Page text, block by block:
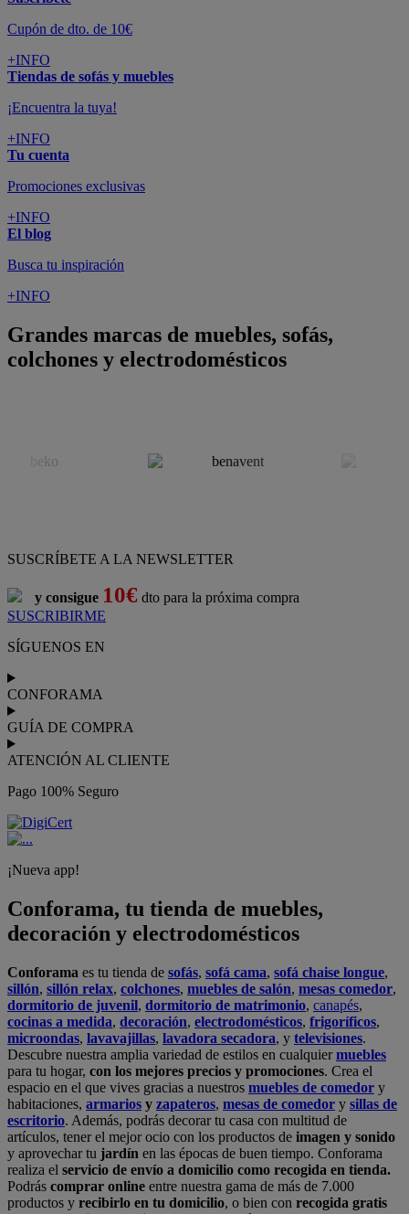
Cupón de dto. de 10€
+INFO
Tiendas de sofás y muebles
¡Encuentra la tuya!
+INFO
Tu cuenta
Promociones exclusivas
+INFO
El blog
Busca tu inspiración
+INFO
Grandes marcas de muebles, sofás,
colchones y electrodomésticos
SUSCRÍBETE A LA NEWSLETTER
y consigue 10€ dto para la próxima compra
SUSCRIBIRME
SÍGUENOS EN
CONFORAMA
GUÍA DE COMPRA
ATENCIÓN AL CLIENTE
Pago 100% Seguro
¡Nueva app!
Conforama, tu tienda de muebles,
decoración y electrodomésticos
Conforama es tu tienda de sofás, sofá cama, sofá chaise longue,
sillón, sillón relax, colchones, muebles de salón, mesas comedor,
dormitorio de juvenil, dormitorio de matrimonio, canapés,
cocinas a medida, decoración, electrodomésticos, frigoríficos,
microondas, lavavajillas, lavadora secadora, y televisiones.
Descubre nuestra amplia variedad de estilos en cualquiermuebles
para tu hogar, con los mejores precios y promociones. Crea el
espacio en el que vives gracias a nuestros muebles de comedor y
habitaciones, armarios y zapateros, mesas de comedor y sillas de
escritorio. Además, podrás decorar tu casa con multitud de
artículos, tener el mejor ocio con los productos de imagen y sonido
y aprovechar tu jardín en las épocas de buen tiempo. Conforama
realiza el servicio de envío a domicilio como recogida en tienda.
Podrás comprar online entre nuestra gama de más de 7.000
productos y recibirlo en tu domicilio, o bien con recogida gratis